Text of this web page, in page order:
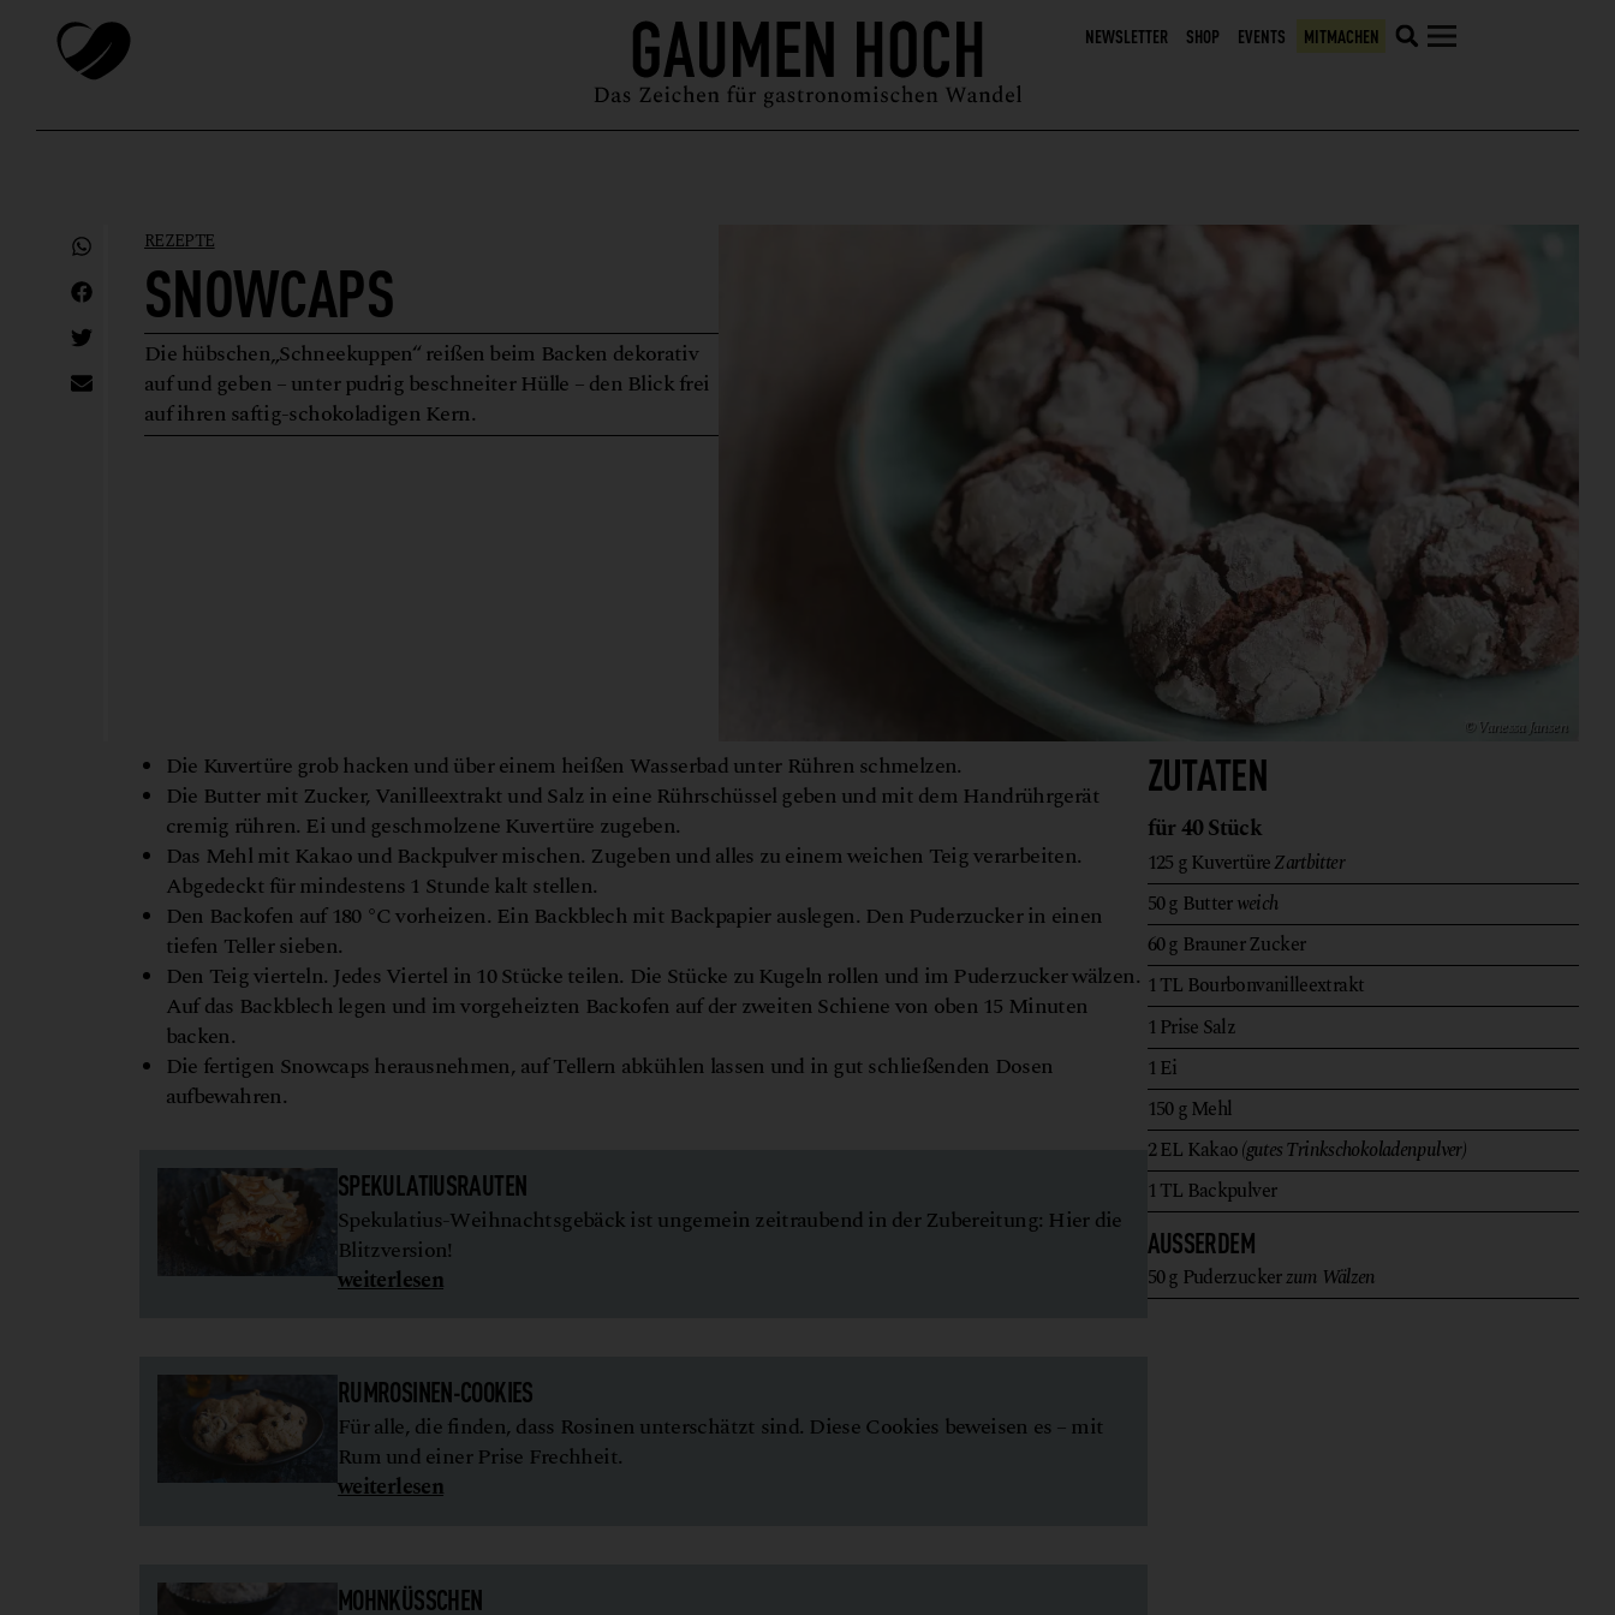
NEWSLETTER SHOP EVENTS MITMACHEN
MAGAZIN GUIDE PODCAST ÜBER UNS SYMPOSIUM
REZEPTE
SNOWCAPS
Die hübschen„Schneekuppen“ reißen beim Backen dekorativ
auf und geben – unter pudrig beschneiter Hülle – den Blick frei
auf ihren saftig-schokoladigen Kern.
© Vanessa Jansen
Die Kuvertüre grob hacken und über einem heißen Wasserbad unter Rühren schmelzen.
Die Butter mit Zucker, Vanilleextrakt und Salz in eine Rührschüssel geben und mit dem Handrührgerät
cremig rühren. Ei und geschmolzene Kuvertüre zugeben.
Das Mehl mit Kakao und Backpulver mischen. Zugeben und alles zu einem weichen Teig verarbeiten.
Abgedeckt für mindestens 1 Stunde kalt stellen.
Den Backofen auf 180 °C vorheizen. Ein Backblech mit Backpapier auslegen. Den Puderzucker in einen
tiefen Teller sieben.
Den Teig vierteln. Jedes Viertel in 10 Stücke teilen. Die Stücke zu Kugeln rollen und im Puderzucker wälzen.
Auf das Backblech legen und im vorgeheizten Backofen auf der zweiten Schiene von oben 15 Minuten
backen.
Die fertigen Snowcaps herausnehmen, auf Tellern abkühlen lassen und in gut schließenden Dosen
aufbewahren.
SPEKULATIUSRAUTEN
Spekulatius-Weihnachtsgebäck ist ungemein zeitraubend in der Zubereitung: Hier die
Blitzversion!
weiterlesen
RUMROSINEN-COOKIES
Für alle, die finden, dass Rosinen unterschätzt sind. Diese Cookies beweisen es – mit
Rum und einer Prise Frechheit.
weiterlesen
MOHNKÜSSCHEN
ZUTATEN
für 40 Stück
125 gKuvertüreZartbitter
50g Butterweich
60g Brauner Zucker
1 TL Bourbonvanilleextrakt
1 Prise Salz
1 Ei
150gMehl
2EL Kakao(gutes Trinkschokoladenpulver)
1 TL Backpulver
AUSSERDEM
50g Puderzuckerzum Wälzen